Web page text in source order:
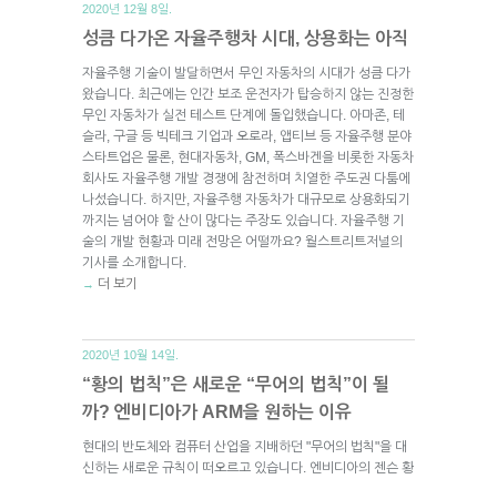
2020년 12월 8일.
성큼 다가온 자율주행차 시대, 상용화는 아직
자율주행 기술이 발달하면서 무인 자동차의 시대가 성큼 다가
왔습니다. 최근에는 인간 보조 운전자가 탑승하지 않는 진정한
무인 자동차가 실전 테스트 단계에 돌입했습니다. 아마존, 테
슬라, 구글 등 빅테크 기업과 오로라, 앱티브 등 자율주행 분야
스타트업은 물론, 현대자동차, GM, 폭스바겐을 비롯한 자동차
회사도 자율주행 개발 경쟁에 참전하며 치열한 주도권 다툼에
나섰습니다. 하지만, 자율주행 자동차가 대규모로 상용화되기
까지는 넘어야 할 산이 많다는 주장도 있습니다. 자율주행 기
술의 개발 현황과 미래 전망은 어떨까요? 월스트리트저널의
기사를 소개합니다.
→ 더 보기
2020년 10월 14일.
“황의 법칙”은 새로운 “무어의 법칙”이 될
까? 엔비디아가 ARM을 원하는 이유
현대의 반도체와 컴퓨터 산업을 지배하던 "무어의 법칙"을 대
신하는 새로운 규칙이 떠오르고 있습니다. 엔비디아의 젠슨 황